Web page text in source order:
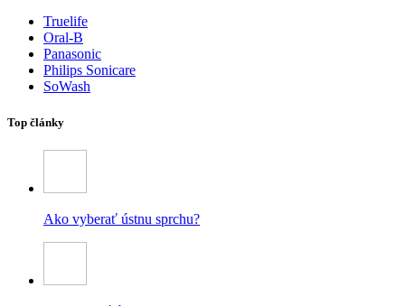
Truelife
Oral-B
Panasonic
Philips Sonicare
SoWash
Top články
Ako vyberať ústnu sprchu?